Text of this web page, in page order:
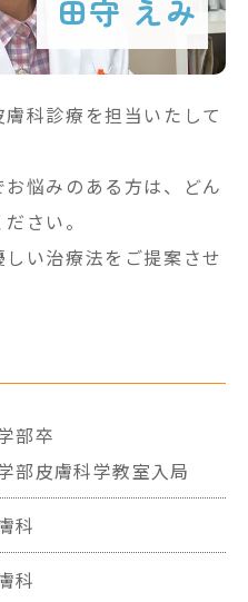
田守 えみ
科診療を担当いたして
悩みのある方は、どん
さい。
い治療法をご提案させ
部卒
部皮膚科学教室入局
科
科